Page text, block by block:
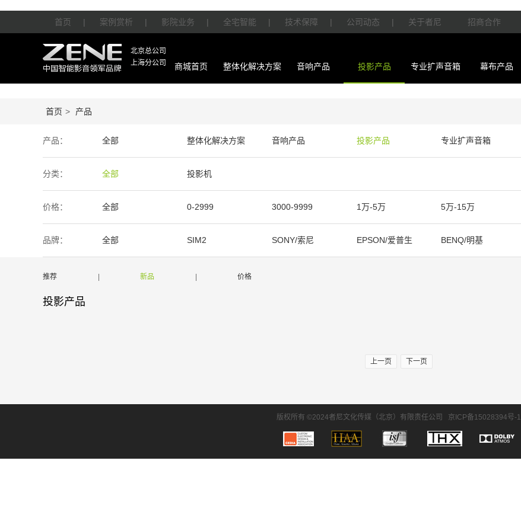
首页 | 案例赏析 | 影院业务 | 全宅智能 | 技术保障 | 公司动态 | 关于者尼 招商合作
北京总公司
上海分公司
商城首页 整体化解决方案 音响产品 投影产品 专业扩声音箱 幕布产品
首页 > 产品
产品： 全部 整体化解决方案 音响产品 投影产品 专业扩声音箱
智能产品 周边产品
分类： 全部 投影机
价格： 全部 0-2999 3000-9999 1万-5万 5万-15万
50万-100万 100万以上
品牌： 全部 SIM2 SONY/索尼 EPSON/爱普生 BENQ/明基
推荐 新品 价格
投影产品
上一页 下一页
版权所有 ©2024者尼文化传媒（北京）有限责任公司 京ICP备15028394号-1